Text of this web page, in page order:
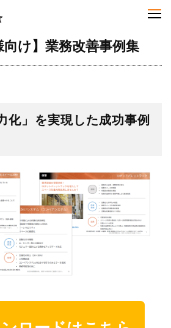
向け】業務改善事例集
化」を実現した成功事例